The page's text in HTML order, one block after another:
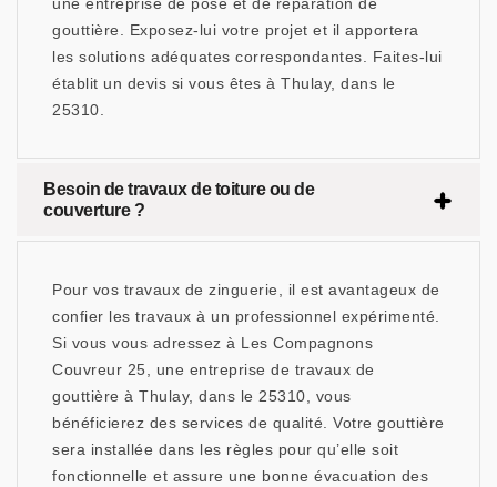
une entreprise de pose et de réparation de
gouttière. Exposez-lui votre projet et il apportera
les solutions adéquates correspondantes. Faites-lui
établit un devis si vous êtes à Thulay, dans le
25310.
Besoin de travaux de toiture ou de
couverture ?
Pour vos travaux de zinguerie, il est avantageux de
confier les travaux à un professionnel expérimenté.
Si vous vous adressez à Les Compagnons
Couvreur 25, une entreprise de travaux de
gouttière à Thulay, dans le 25310, vous
bénéficierez des services de qualité. Votre gouttière
sera installée dans les règles pour qu’elle soit
fonctionnelle et assure une bonne évacuation des